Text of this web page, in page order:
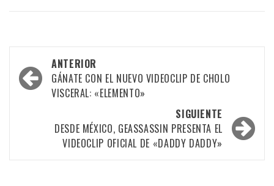
Navegación
por
entradas
ANTERIOR
GÁNATE CON EL NUEVO VIDEOCLIP DE CHOLO
VISCERAL: «ELEMENTO»
SIGUIENTE
DESDE MÉXICO, GEASSASSIN PRESENTA EL
VIDEOCLIP OFICIAL DE «DADDY DADDY»